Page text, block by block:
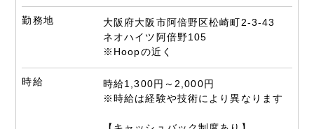
勤務地
大阪府大阪市阿倍野区松崎町2-3-43
ネオハイツ阿倍野105
※Hoopの近く
時給
時給1,300円～2,000円
※時給は経験や技術により異なります